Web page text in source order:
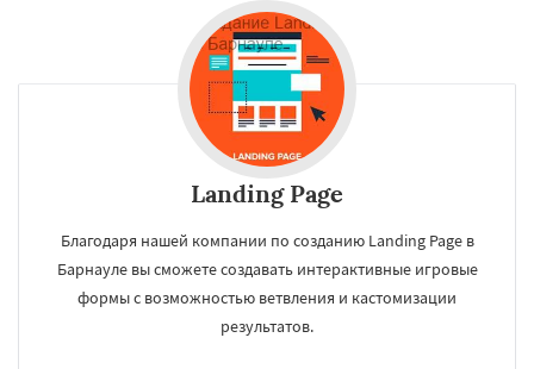
Landing Page
Благодаря нашей компании по созданию Landing Page в
Барнауле вы сможете создавать интерактивные игровые
формы с возможностью ветвления и кастомизации
результатов.